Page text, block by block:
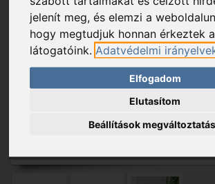
jelenít meg, és elemzi a
hogy megtudjuk honnan érkeztek a
látogatóink. Adatvédelmi
Elfogadom
Elutasítom
Beállítások